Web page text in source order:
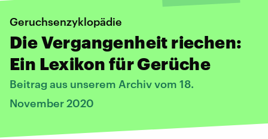
Geruchsenzyklopädie
Die Vergangenheit riechen:
Ein Lexikon für Gerüche
Beitrag aus unserem Archiv vom 18.
November 2020